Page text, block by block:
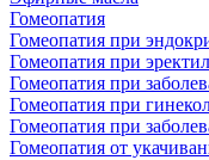
Гомеопатия
Гомеопатия при
Гомеопатия при
Гомеопатия при
Гомеопатия при
Гомеопатия при
Гомеопатия от